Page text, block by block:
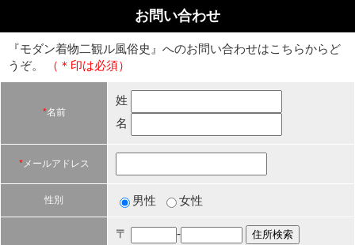
お問い合わせ
『モダン着物二観ル風俗史』へのお問い合わせはこちらからど
うぞ。
（＊印は必須）
*名前
姓
名
*メールアドレス
性別 男性 女性
〒
-